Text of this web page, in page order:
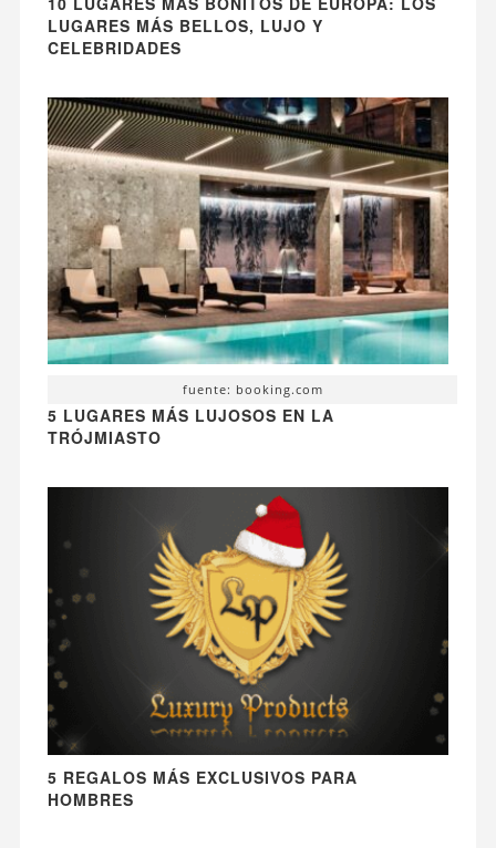
LUGARES MÁS BELLOS, LUJO Y
CELEBRIDADES
fuente: booking.com
5 LUGARES MÁS LUJOSOS EN LA
TRÓJMIASTO
5 REGALOS MÁS EXCLUSIVOS PARA
HOMBRES